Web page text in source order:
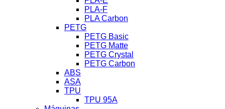
PLA-F
PLA Carbon
PETG
PETG Basic
PETG Matte
PETG Crystal
PETG Carbon
ABS
ASA
TPU
TPU 95A